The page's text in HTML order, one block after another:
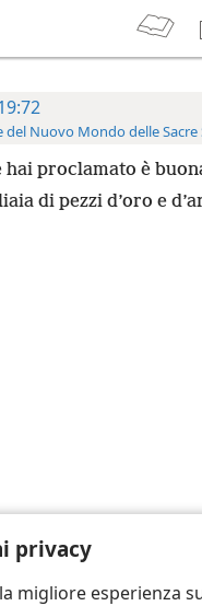
privacy
migliore esperienza
del Nuovo Mondo delle
hai proclamato è
di pezzi d’oro e